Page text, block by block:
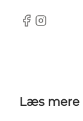
Facebook
Instagram
Læs mere